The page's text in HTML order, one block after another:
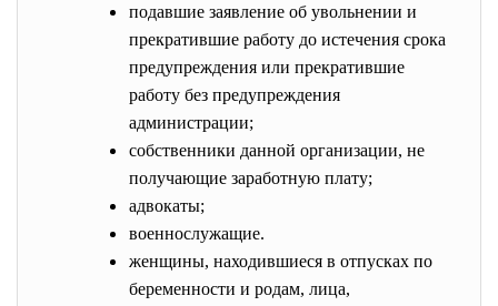
подавшие заявление об увольнении и
прекратившие работу до истечения срока
предупреждения или прекратившие
работу без предупреждения
администрации;
собственники данной организации, не
получающие заработную плату;
адвокаты;
военнослужащие.
женщины, находившиеся в отпусках по
беременности и родам, лица,